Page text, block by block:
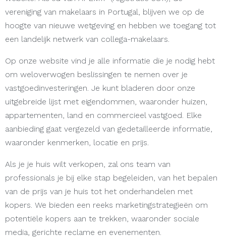
vereniging van makelaars in Portugal, blijven we op de
hoogte van nieuwe wetgeving en hebben we toegang tot
een landelijk netwerk van collega-makelaars.
Op onze website vind je alle informatie die je nodig hebt
om weloverwogen beslissingen te nemen over je
vastgoedinvesteringen. Je kunt bladeren door onze
uitgebreide lijst met eigendommen, waaronder huizen,
appartementen, land en commercieel vastgoed. Elke
aanbieding gaat vergezeld van gedetailleerde informatie,
waaronder kenmerken, locatie en prijs.
Als je je huis wilt verkopen, zal ons team van
professionals je bij elke stap begeleiden, van het bepalen
van de prijs van je huis tot het onderhandelen met
kopers. We bieden een reeks marketingstrategieën om
potentiële kopers aan te trekken, waaronder sociale
media, gerichte reclame en evenementen.